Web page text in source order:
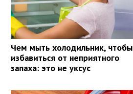
Чем мыть холодильник, чтобы
избавиться от неприятного
запаха: это не уксус